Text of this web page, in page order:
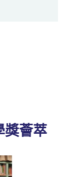
獎薈萃